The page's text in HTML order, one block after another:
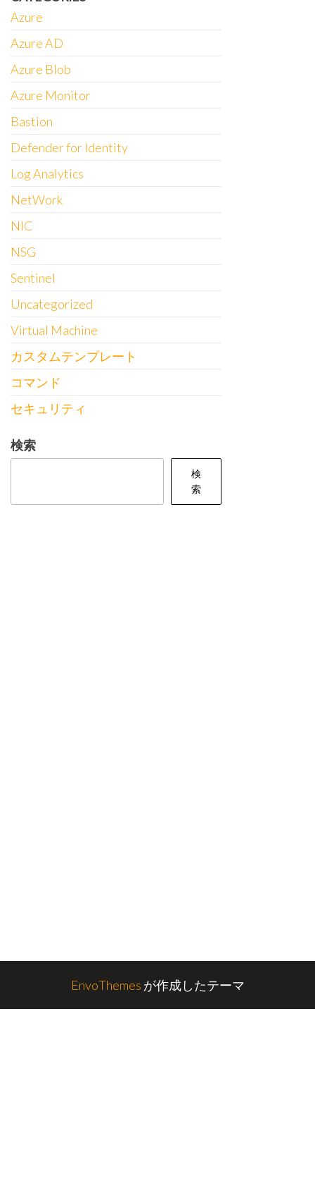
Azure
Azure AD
Azure Blob
Azure Monitor
Bastion
Defender for Identity
Log Analytics
NetWork
NIC
NSG
Sentinel
Uncategorized
Virtual Machine
カスタムテンプレート
コマンド
セキュリティ
検索
検
索
EnvoThemes が作成したテーマ